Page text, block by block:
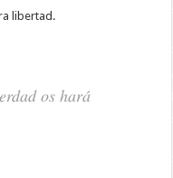
libertad.
os hará